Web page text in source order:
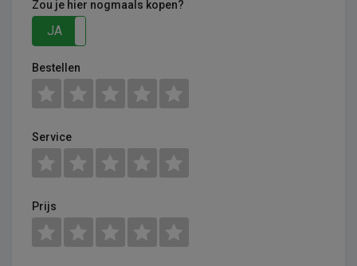
Zou je hier nogmaals kopen?
JA
Bestellen
Service
Prijs